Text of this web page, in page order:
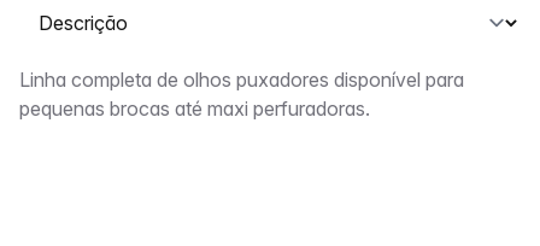
Selecione uma guia
Descrição
Linha completa de olhos puxadores disponível para
pequenas brocas até maxi perfuradoras.